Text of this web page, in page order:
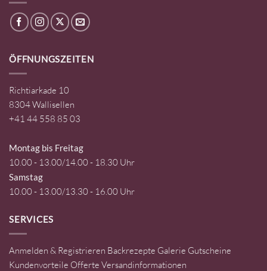
ÖFFNUNGSZEITEN
Richtiarkade 10
8304 Wallisellen
+41 44 558 85 03
Montag bis Freitag
10.00 - 13.00/14.00 - 18.30 Uhr
Samstag
10.00 - 13.00/13.30 - 16.00 Uhr
SERVICES
Anmelden & Registrieren Backrezepte Galerie Gutscheine
Kundenvorteile Offerte Versandinformationen